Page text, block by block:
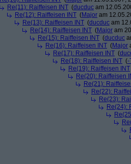
Re(11): Raiffeisen INT (ducduc am
Re(12): Raiffeisen INT (Major am
Re(13): Raiffeisen INT (ducduc am
Re(14): Raiffeisen INT (Major am
Re(15): Raiffeisen INT (ducduc
Re(16): Raiffeisen INT (Major
Re(17): Raiffeisen INT (
Re(18): Raiffeisen INT (-
Re(19): Raiffeisen INT
Re(20): Raiffeisen
Re(21):
Re(22):
Re(23):
Re(24):